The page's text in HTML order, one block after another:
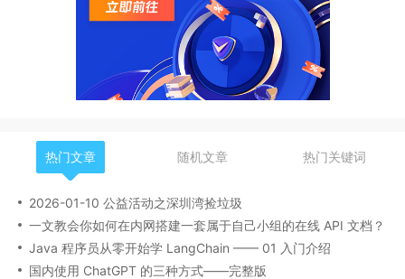
热门文章 随机文章 热门关键词
2026-01-10 公益活动之深圳湾捡垃圾
一文教会你如何在内网搭建一套属于自己小组的在线 API 文档？
Java 程序员从零开始学 LangChain —— 01 入门介绍
国内使用 ChatGPT 的三种方式——完整版